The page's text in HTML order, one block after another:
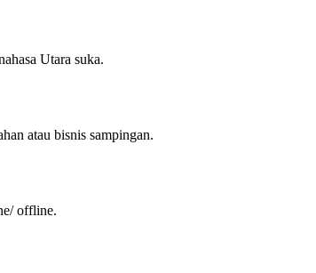
Utara suka.
atau bisnis sampingan.
offline.